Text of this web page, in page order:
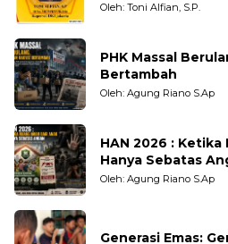
Oleh: Toni Alfian, S.P.
PHK Massal
Bertambah
Oleh: Agung Riano S.Ap
HAN 2026 : Ketika
Hanya Sebatas
Oleh: Agung Riano S.Ap
Generasi Emas: